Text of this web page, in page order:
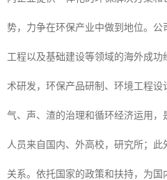
势，力争在环保产业中做到地位。
工程以及基础建设等领域的海外成
术研发，环保产品研制、环境工程设
气、声、渣的治理和循环经济运用
人员来自国内、外高校，研究所；
关系。依托国家的政策和扶持，为